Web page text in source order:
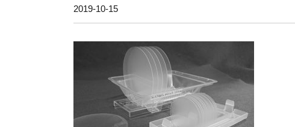
2019-10-15